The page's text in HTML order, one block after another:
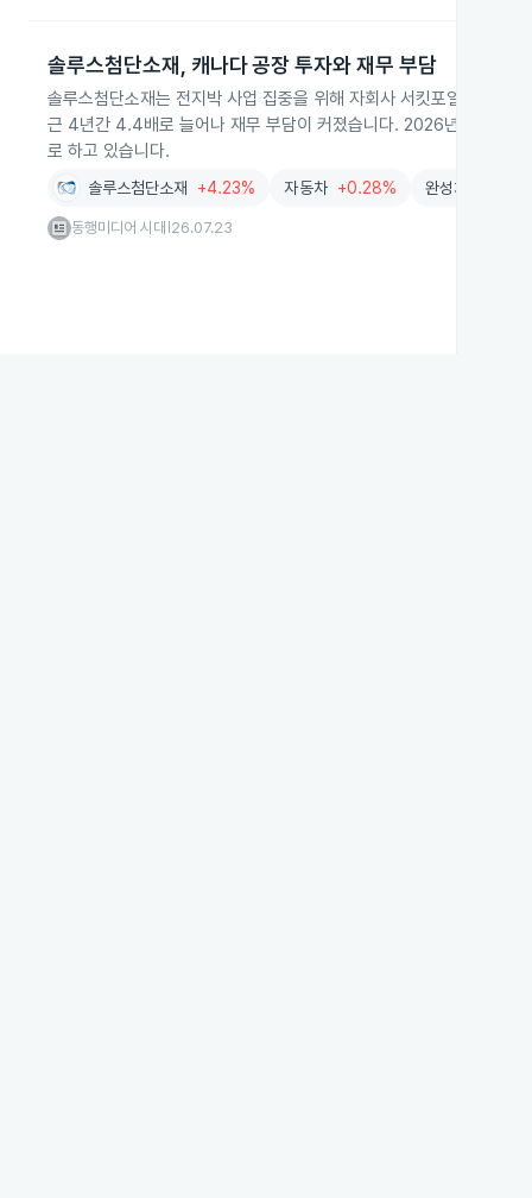
솔루스첨단소재, 캐나다 공장 투자와 재무 부담
솔루스첨단소재는 전지박 사업 집중을 위해 자회사 서킷포일룩셈부
근 4년간 4.4배로 늘어나 재무 부담이 커졌습니다. 2026년 2분기에
로 하고 있습니다.
솔루스첨단소재 +4.23% 자동차 +0.28% 완성차생산
동행미디어 시대 26.07.23